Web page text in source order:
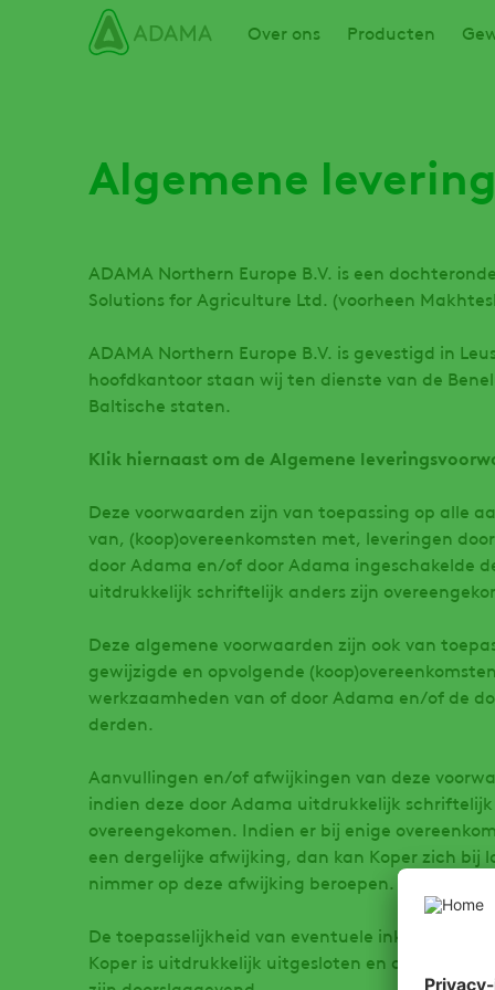
Over ons Producten
Algemene
ADAMA Northern Europe B.V. is een
Solutions for Agriculture Ltd. (voorheen
ADAMA Northern Europe B.V. is gevestigd in
hoofdkantoor staan wij ten dienste van de
Baltische staten.
Klik hiernaast om de Algemene
Deze voorwaarden zijn van toepassing op alle
van, (koop)overeenkomsten met, leveringen
door Adama en/of door Adama ingeschakelde
uitdrukkelijk schriftelijk anders zijn
Deze algemene voorwaarden zijn ook van
gewijzigde en opvolgende
werkzaamheden van of door Adama en/of de
derden.
Aanvullingen en/of afwijkingen van deze
indien deze door Adama uitdrukkelijk
overeengekomen. Indien er bij enige
een dergelijke afwijking, dan kan Koper zich bij
nimmer op deze afwijking beroepen.
De toepasselijkheid van eventuele inkoop-of
Koper is uitdrukkelijk uitgesloten en de